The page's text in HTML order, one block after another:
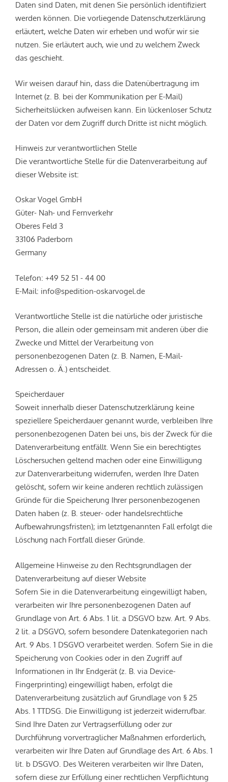
Daten sind Daten, mit denen Sie persönlich identifiziert
werden können. Die vorliegende Datenschutzerklärung
erläutert, welche Daten wir erheben und wofür wir sie
nutzen. Sie erläutert auch, wie und zu welchem Zweck
das geschieht.
Wir weisen darauf hin, dass die Datenübertragung im
Internet (z. B. bei der Kommunikation per E-Mail)
Sicherheitslücken aufweisen kann. Ein lückenloser Schutz
der Daten vor dem Zugriff durch Dritte ist nicht möglich.
Hinweis zur verantwortlichen Stelle
Die verantwortliche Stelle für die Datenverarbeitung auf
dieser Website ist:
Oskar Vogel GmbH
Güter- Nah- und Fernverkehr
Oberes Feld 3
33106 Paderborn
Germany
Telefon: +49 52 51 - 44 00
E-Mail: info@spedition-oskarvogel.de
Verantwortliche Stelle ist die natürliche oder juristische
Person, die allein oder gemeinsam mit anderen über die
Zwecke und Mittel der Verarbeitung von
personenbezogenen Daten (z. B. Namen, E-Mail-
Adressen o. Ä.) entscheidet.
Speicherdauer
Soweit innerhalb dieser Datenschutzerklärung keine
speziellere Speicherdauer genannt wurde, verbleiben Ihre
personenbezogenen Daten bei uns, bis der Zweck für die
Datenverarbeitung entfällt. Wenn Sie ein berechtigtes
Löschersuchen geltend machen oder eine Einwilligung
zur Datenverarbeitung widerrufen, werden Ihre Daten
gelöscht, sofern wir keine anderen rechtlich zulässigen
Gründe für die Speicherung Ihrer personenbezogenen
Daten haben (z. B. steuer- oder handelsrechtliche
Aufbewahrungsfristen); im letztgenannten Fall erfolgt die
Löschung nach Fortfall dieser Gründe.
Allgemeine Hinweise zu den Rechtsgrundlagen der
Datenverarbeitung auf dieser Website
Sofern Sie in die Datenverarbeitung eingewilligt haben,
verarbeiten wir Ihre personenbezogenen Daten auf
Grundlage von Art. 6 Abs. 1 lit. a DSGVO bzw. Art. 9 Abs.
2 lit. a DSGVO, sofern besondere Datenkategorien nach
Art. 9 Abs. 1 DSGVO verarbeitet werden. Sofern Sie in die
Speicherung von Cookies oder in den Zugriff auf
Informationen in Ihr Endgerät (z. B. via Device-
Fingerprinting) eingewilligt haben, erfolgt die
Datenverarbeitung zusätzlich auf Grundlage von § 25
Abs. 1 TTDSG. Die Einwilligung ist jederzeit widerrufbar.
Sind Ihre Daten zur Vertragserfüllung oder zur
Durchführung vorvertraglicher Maßnahmen erforderlich,
verarbeiten wir Ihre Daten auf Grundlage des Art. 6 Abs. 1
lit. b DSGVO. Des Weiteren verarbeiten wir Ihre Daten,
sofern diese zur Erfüllung einer rechtlichen Verpflichtung